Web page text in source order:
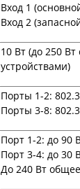
Вход 1
Вход 2
10 Вт (до 250
устройствами)
Порты 1-2:
Порты 3-8:
Порт 1-2: до 90
Порт 3-4: до 30
До 240 Вт общее